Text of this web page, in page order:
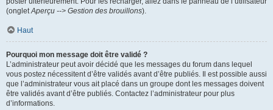
(ongletAperçu --> Gestion des brouillons).
Haut
Pourquoi mon message doit être validé ?
L’administrateur peut avoir décidé que les messages du forum dans lequel
vous postez nécessitent d’être validés avant d’être publiés. Il est possible aussi
que l’administrateur vous ait placé dans un groupe dont les messages doivent
être validés avant d’être publiés. Contactez l’administrateur pour plus
d’informations.